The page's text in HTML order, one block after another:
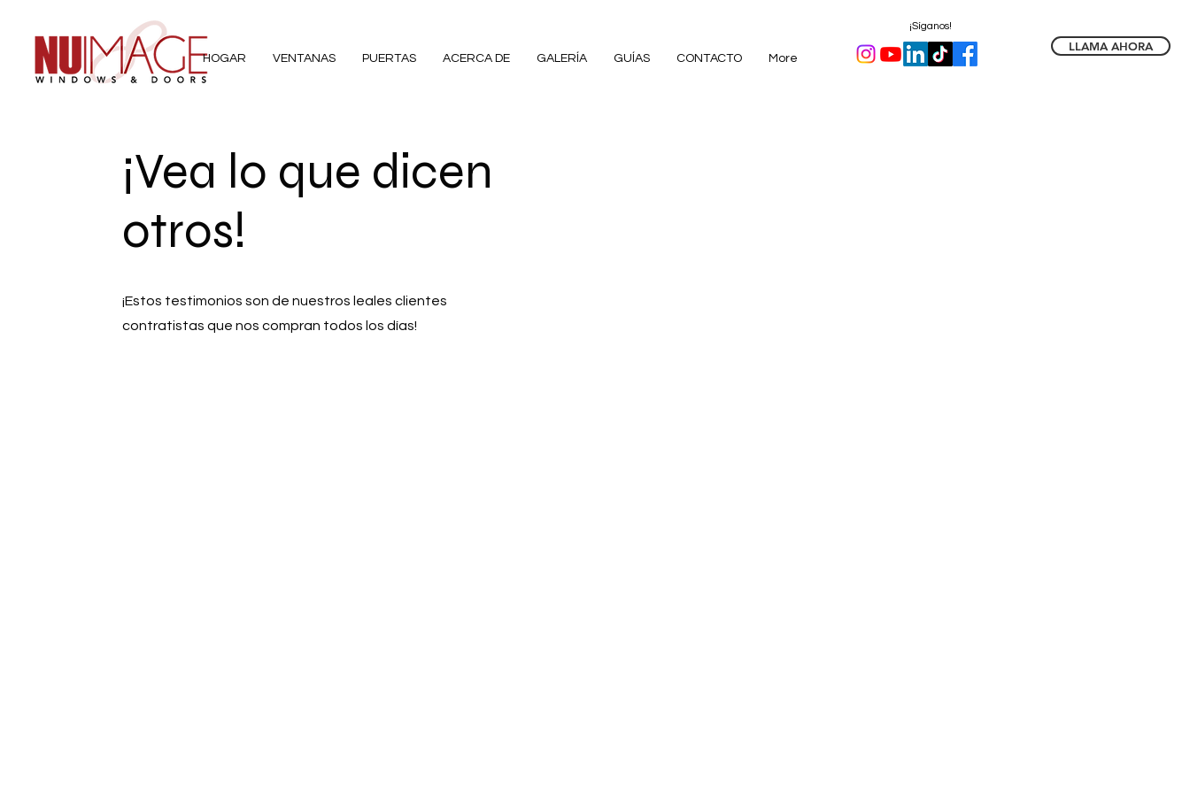
¡Síganos!
HOGAR VENTANAS PUERTAS ACERCA DE GALERÍA GUÍAS CONTACTO More
LLAMA AHORA
¡Vea lo que dicen
otros!
¡Estos testimonios son de nuestros leales clientes
contratistas que nos compran todos los días!